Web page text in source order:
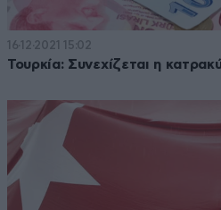
16·12·2021 15:02
Τουρκία: Συνεχίζεται η